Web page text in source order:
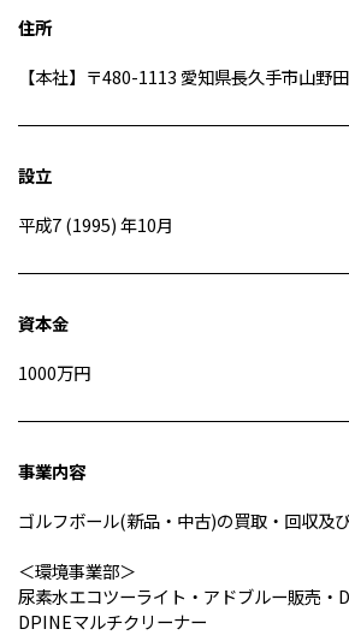
住所
【本社】〒480-1113 愛知県長久手市山野
設立
平成7 (1995) 年10月
資本金
1000万円
事業内容
ゴルフボール(新品・中古)の買取・回収及
＜環境事業部＞
尿素水エコツーライト・アドブルー販売・
DPINEマルチクリーナー